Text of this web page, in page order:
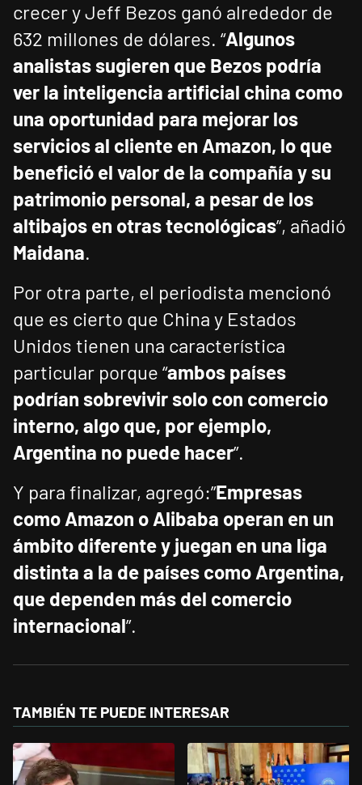
crecer y Jeff Bezos ganó alrededor de
632 millones de dólares. “Algunos
analistas sugieren que Bezos podría
ver la inteligencia artificial china como
una oportunidad para mejorar los
servicios al cliente en Amazon, lo que
benefició el valor de la compañía y su
patrimonio personal, a pesar de los
altibajos en otras tecnológicas”, añadió
Maidana.
Por otra parte, el periodista mencionó
que es cierto que China y Estados
Unidos tienen una característica
particular porque “ambos países
podrían sobrevivir solo con comercio
interno, algo que, por ejemplo,
Argentina no puede hacer”.
Y para finalizar, agregó:”Empresas
como Amazon o Alibaba operan en un
ámbito diferente y juegan en una liga
distinta a la de países como Argentina,
que dependen más del comercio
internacional”.
TAMBIÉN TE PUEDE INTERESAR